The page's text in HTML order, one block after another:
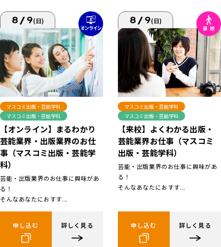
8/9(日)
マスコミ出版・芸能学科
マスコミ出版・芸能学科
【オンライン】まるわかり
芸能業界・出版業界のお仕
事（マスコミ出版・芸能学
科）
芸能・出版業界のお仕事に興味があ
る！
そんなあなたにおすす...
申し込む 詳しく見る
8/9(日)
マスコミ出版・芸能学科
マスコミ出版・芸能学科
【来校】よくわかる出版・
芸能業界お仕事（マスコミ
出版・芸能学科）
芸能・出版業界のお仕事に興味があ
る！
そんなあなたにおすす...
申し込む 詳しく見る